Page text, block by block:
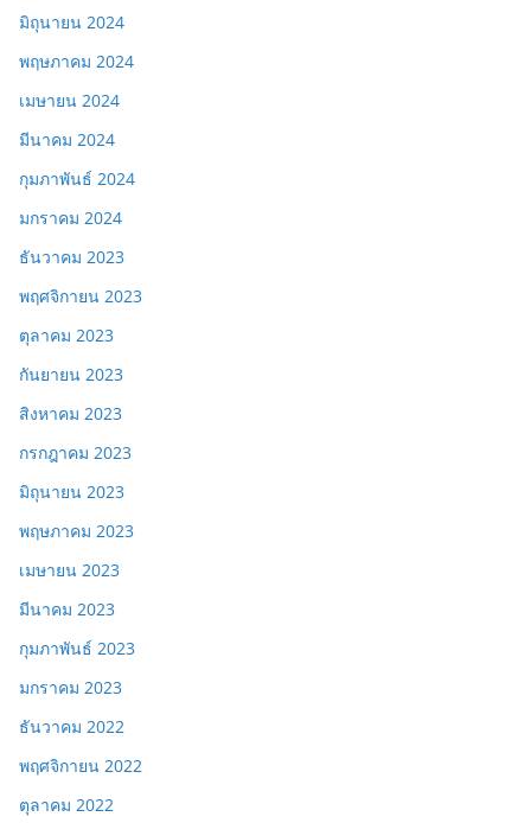
มิถุนายน 2024
พฤษภาคม 2024
เมษายน 2024
มีนาคม 2024
กุมภาพันธ์ 2024
มกราคม 2024
ธันวาคม 2023
พฤศจิกายน 2023
ตุลาคม 2023
กันยายน 2023
สิงหาคม 2023
กรกฎาคม 2023
มิถุนายน 2023
พฤษภาคม 2023
เมษายน 2023
มีนาคม 2023
กุมภาพันธ์ 2023
มกราคม 2023
ธันวาคม 2022
พฤศจิกายน 2022
ตุลาคม 2022